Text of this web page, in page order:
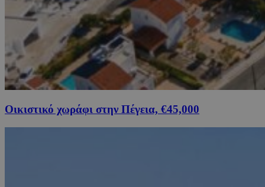
Οικιστικό χωράφι στην Πέγεια, €45,000